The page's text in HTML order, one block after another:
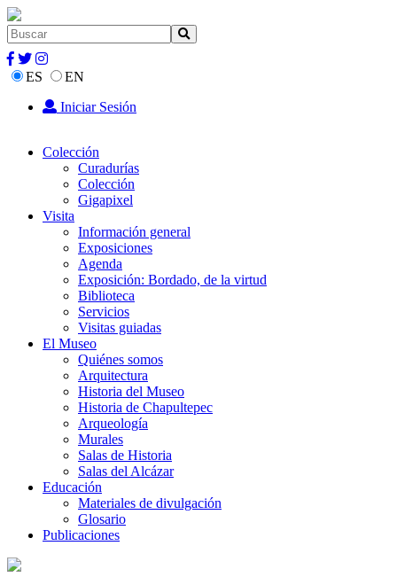
ES
EN
Iniciar Sesión
Colección
Curadurías
Colección
Gigapixel
Visita
Información general
Exposiciones
Agenda
Exposición: Bordado, de la virtud
Biblioteca
Servicios
Visitas guiadas
El Museo
Quiénes somos
Arquitectura
Historia del Museo
Historia de Chapultepec
Arqueología
Murales
Salas de Historia
Salas del Alcázar
Educación
Materiales de divulgación
Glosario
Publicaciones